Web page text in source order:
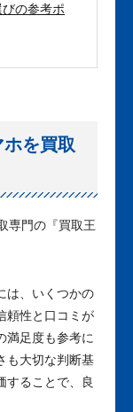
の参考ポ
を買取
は、いくつかの
頼性と口コミが
満足度も参考に
も大切な判断基
することで、良